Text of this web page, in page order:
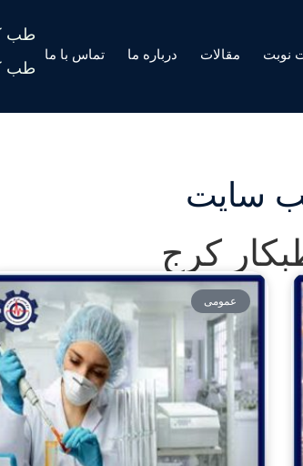
نوبت مقالات درباره ما تماس با ما
طب
طب
سایت
عمومی